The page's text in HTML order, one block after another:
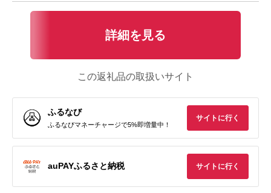
詳細を見る
この返礼品の取扱いサイト
ふるなび
ふるなびマネーチャージで5%即増量中！
サイトに行く
auPAYふるさと納税 サイトに行く